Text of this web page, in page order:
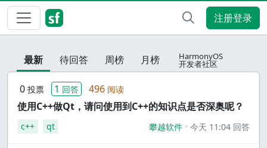
注册登录
最新 待回答 周榜 月榜 HarmonyOS
开发者社区
0 投票 1 回答 496 阅读
使用C++做Qt，请问使用到C++的知识点是否深奥呢？
c++ qt 攀越软件 今天 11:04 回答